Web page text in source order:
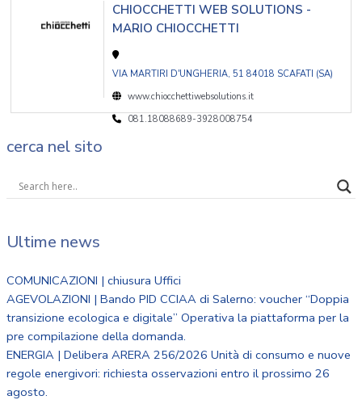
CHIOCCHETTI WEB SOLUTIONS -
MARIO CHIOCCHETTI
VIA MARTIRI D'UNGHERIA, 51 84018 SCAFATI (SA)
www.chiocchettiwebsolutions.it
081.18088689-3928008754
cerca nel sito
Ultime news
COMUNICAZIONI | chiusura Uffici
AGEVOLAZIONI | Bando PID CCIAA di Salerno: voucher “Doppia
transizione ecologica e digitale” Operativa la piattaforma per la
pre compilazione della domanda.
ENERGIA | Delibera ARERA 256/2026 Unità di consumo e nuove
regole energivori: richiesta osservazioni entro il prossimo 26
agosto.